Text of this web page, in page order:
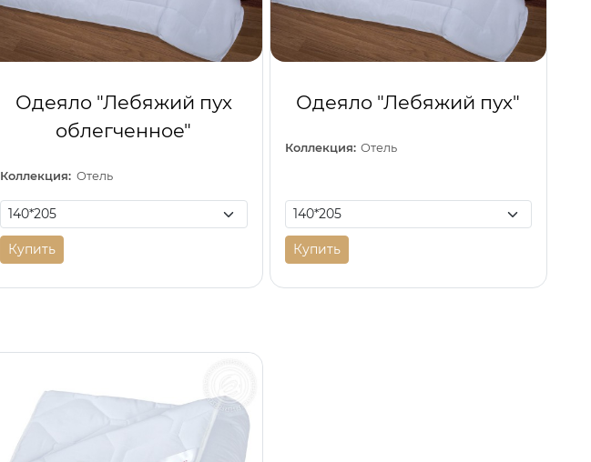
Одеяло "Лебяжий пух
облегченное"
Коллекция: Отель
Купить
Одеяло "Лебяжий пух"
Коллекция: Отель
Купить